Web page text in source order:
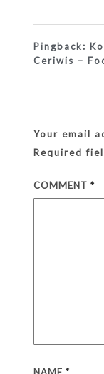
Pingback:
Ceriwis –
Your email
Required
COMMENT*